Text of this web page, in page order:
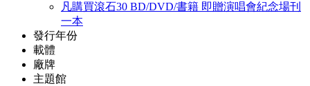
凡購買滾石30 BD/DVD/書籍 即贈演唱會紀念場刊
一本
發行年份
載體
廠牌
主題館